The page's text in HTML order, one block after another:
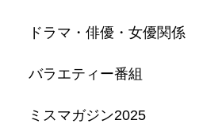
ドラマ・俳優・女優関係
バラエティー番組
ミスマガジン2025